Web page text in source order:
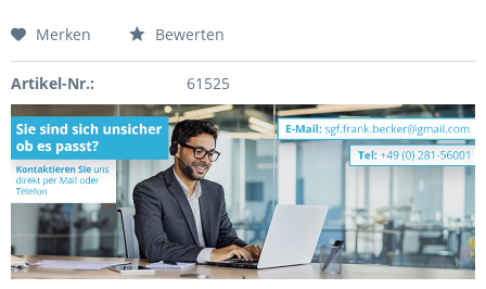
Merken Bewerten
Artikel-Nr.: 61525